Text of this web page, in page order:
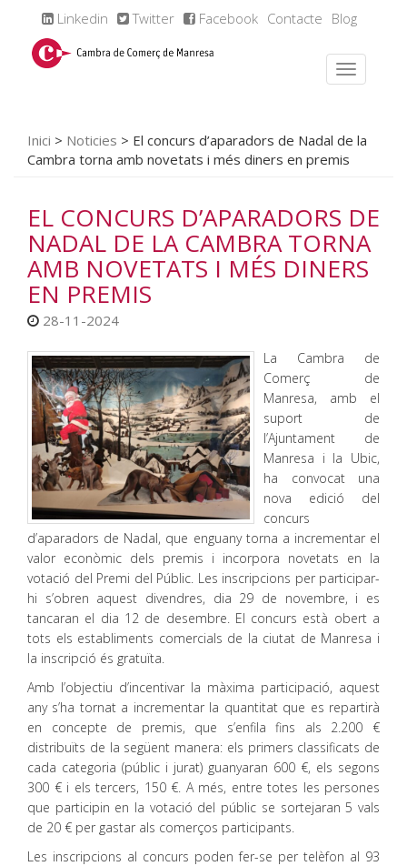
Linkedin Twitter Facebook Contacte Blog
Inici > Noticies > El concurs d’aparadors de Nadal de la
Cambra torna amb novetats i més diners en premis
EL CONCURS D’APARADORS DE
NADAL DE LA CAMBRA TORNA
AMB NOVETATS I MÉS DINERS
EN PREMIS
28-11-2024
La Cambra de
Comerç de
Manresa, amb el
suport de
l’Ajuntament de
Manresa i la Ubic,
ha convocat una
nova edició del
concurs
d’aparadors de Nadal, que enguany torna a incrementar el
valor econòmic dels premis i incorpora novetats en la
votació del Premi del Públic. Les inscripcions per participar-
hi s’obren aquest divendres, dia 29 de novembre, i es
tancaran el dia 12 de desembre. El concurs està obert a
tots els establiments comercials de la ciutat de Manresa i
la inscripció és gratuïta.
Amb l’objectiu d’incentivar la màxima participació, aquest
any s’ha tornat a incrementar la quantitat que es repartirà
en concepte de premis, que s’enfila fins als 2.200 €
distribuïts de la següent manera: els primers classificats de
cada categoria (públic i jurat) guanyaran 600 €, els segons
300 € i els tercers, 150 €. A més, entre totes les persones
que participin en la votació del públic se sortejaran 5 vals
de 20 € per gastar als comerços participants.
Les inscripcions al concurs poden fer-se per telèfon al 93